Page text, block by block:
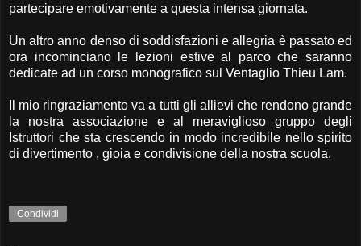
partecipare emotivamente a questa intensa giornata.
Un altro anno denso di soddisfazioni e allegria è passato ed
ora incominciano le lezioni estive al parco che saranno
dedicate ad un corso monografico sul Ventaglio Thieu Lam.
Il mio ringraziamento va a tutti gli allievi che rendono grande
la nostra associazione e al meraviglioso gruppo degli
Istruttori che sta crescendo in modo incredibile nello spirito
di divertimento , gioia e condivisione della nostra scuola.
Condividi